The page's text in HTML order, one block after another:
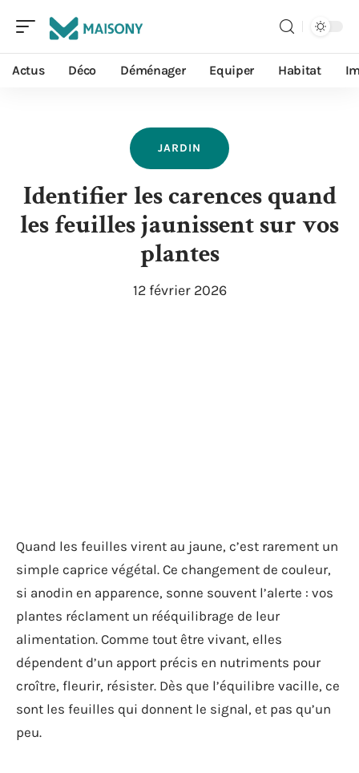
Actus Déco Déménager Equiper Habitat
JARDIN
Identifier les carences quand
les feuilles jaunissent sur vos
plantes
12 février 2026
Quand les feuilles virent au jaune, c’est rarement un
simple caprice végétal. Ce changement de couleur,
si anodin en apparence, sonne souvent l’alerte : vos
plantes réclament un rééquilibrage de leur
alimentation. Comme tout être vivant, elles
dépendent d’un apport précis en nutriments pour
croître, fleurir, résister. Dès que l’équilibre vacille, ce
sont les feuilles qui donnent le signal, et pas qu’un
peu.